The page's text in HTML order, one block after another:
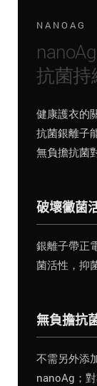
NANOAG
抗菌持
健康護衣的
抗菌銀離子
無負擔抗菌
破壞黴菌
銀離子帶正
菌活性，抑
無負擔抗
不需另外添
nanoAg；